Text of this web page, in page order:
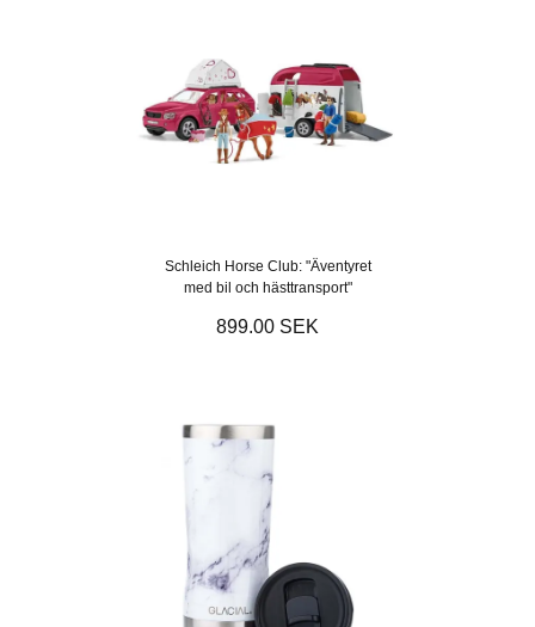
Schleich Horse Club: "Äventyret
med bil och hästtransport"
899.00 SEK